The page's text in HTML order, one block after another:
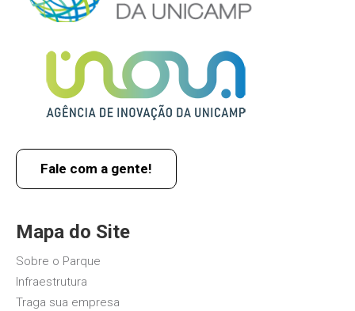
Fale com a gente!
Mapa do Site
Sobre o Parque
Infraestrutura
Traga sua empresa